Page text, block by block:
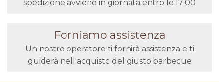
spedizione avviene in giornata entro le 17:00
Forniamo assistenza
Un nostro operatore ti fornirà assistenza e ti
guiderà nell'acquisto del giusto barbecue